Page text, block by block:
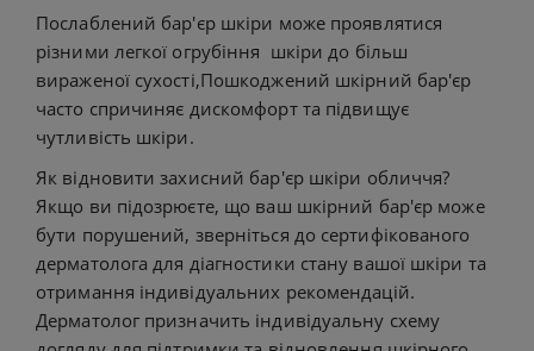
Послаблений бар'єр шкіри може проявлятися
різними легкої огрубіння шкіри до більш
вираженої сухості,Пошкоджений шкірний бар'єр
часто спричиняє дискомфорт та підвищує
чутливість шкіри.
Як відновити захисний бар'єр шкіри обличчя?
Якщо ви підозрюєте, що ваш шкірний бар'єр може
бути порушений, зверніться до сертифікованого
дерматолога для діагностики стану вашої шкіри та
отримання індивідуальних рекомендацій.
Дерматолог призначить індивідуальну схему